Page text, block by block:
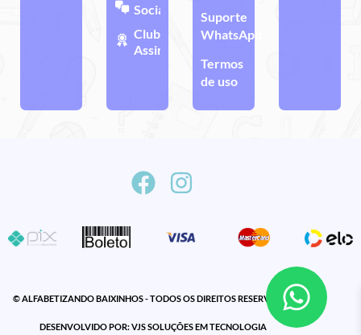
Sociais
Clube de
Assinatura
Suporte
WhatsApp
Termos
de uso
© ALFABETIZANDO BAIXINHOS - TODOS OS DIREITOS RESERVADOS
DESENVOLVIDO POR: VJS SOLUÇÕES EM TECNOLOGIA